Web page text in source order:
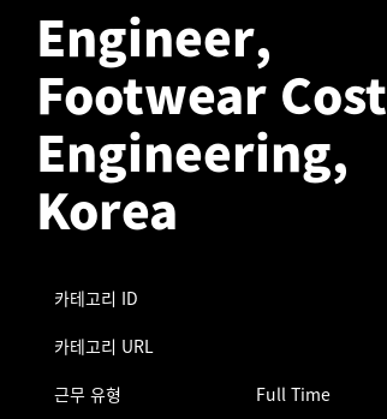
Engineer,
Footwear Cost
Engineering,
Korea
카테고리 ID
카테고리 URL
근무 유형
Full Time